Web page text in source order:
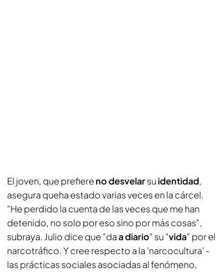
El joven, que prefiere no desvelarsu identidad,
asegura queha estado varias veces en la cárcel.
"He perdido la cuenta de las veces que me han
detenido, no solo por eso sino por más cosas",
subraya. Julio dice que "daa diario" su "vida" por el
narcotráfico. Y cree respecto a la 'narcocultura' -
las prácticas sociales asociadas al fenómeno,